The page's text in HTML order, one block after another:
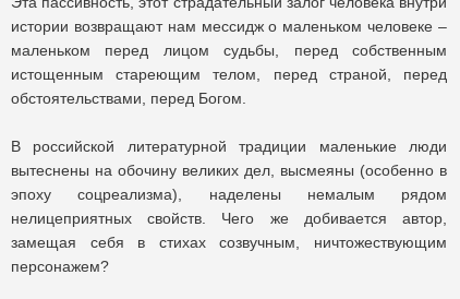
истории возвращают нам мессидж о маленьком человеке –
маленьком перед лицом судьбы, перед собственным
истощенным стареющим телом, перед страной, перед
обстоятельствами, перед Богом.
В российской литературной традиции маленькие люди
вытеснены на обочину великих дел, высмеяны (особенно в
эпоху соцреализма), наделены немалым рядом
нелицеприятных свойств. Чего же добивается автор,
замещая себя в стихах созвучным, ничтожествующим
персонажем?